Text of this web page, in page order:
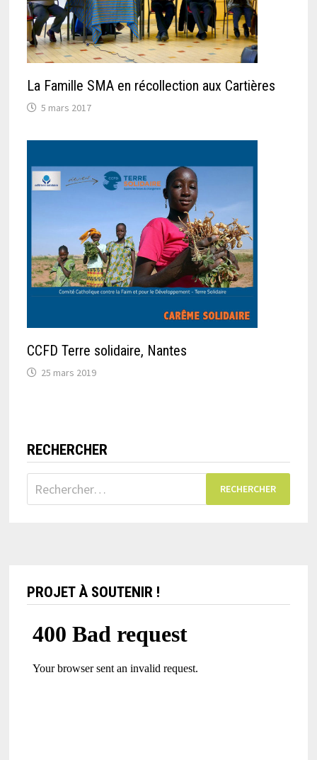
La Famille SMA en récollection aux Cartières
5 mars 2017
CCFD Terre solidaire, Nantes
25 mars 2019
RECHERCHER
Rechercher :
PROJET À SOUTENIR !